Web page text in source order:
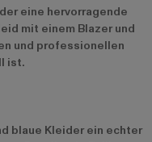
eine hervorragende
mit einem Blazer und
und professionellen
ist.
blaue Kleider ein echter